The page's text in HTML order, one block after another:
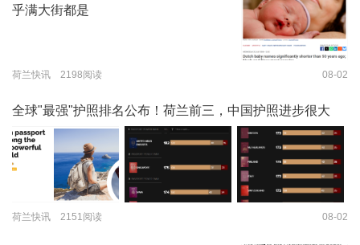
乎满大街都是
荷兰快讯 2198阅读 08-02
全球"最强"护照排名公布！荷兰前三，中国护照进步很大
荷兰快讯 2151阅读 08-02